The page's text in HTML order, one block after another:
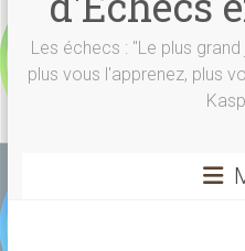
Les échecs : "Le plus
plus vous l'apprenez, plus